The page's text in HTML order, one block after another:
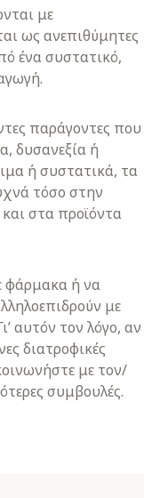
με
ως ανεπιθύμητες
ένα συστατικό,
παράγοντες που
δυσανεξία ή
ή συστατικά, τα
τόσο στην
στα προϊόντα
φάρμακα ή να
με
αυτόν τον λόγο, αν
διατροφικές
με τον/
συμβουλές.